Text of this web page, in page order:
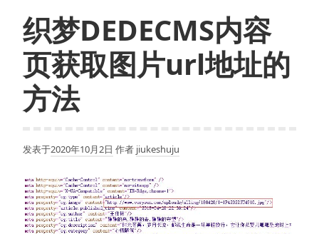
织梦DEDECMS内容
页获取图片url地址的
方法
发表于2020年10月2日 作者 jiukeshuju